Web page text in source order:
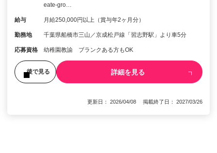
eate-gro…
給与 月給250,000円以上（賞与年2ヶ月分）
勤務地 千葉県船橋市三山／京成松戸線「習志野駅」より車5分
応募資格 幼稚園教諭 ブランクある方もOK
後で見る 詳細を見る
更新日： 2026/04/08 掲載終了日： 2027/03/26